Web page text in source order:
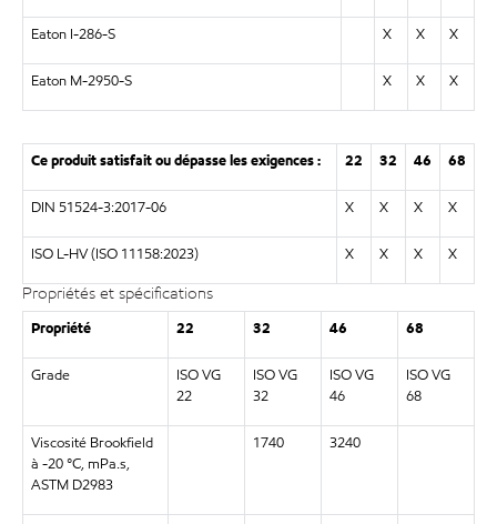
Eaton I-286-S X X X
Eaton M-2950-S X X X
Ce produit satisfait ou dépasse les exigences : 22 32 46 68
DIN 51524-3:2017-06 X X X X
ISO L-HV (ISO 11158:2023) X X X X
Propriétés et spécifications
Propriété 22 32 46 68
Grade
ISO VG
22
ISO VG
32
ISO VG
46
ISO VG
68
Viscosité Brookfield
à -20 °C, mPa.s,
ASTM D2983
1740 3240